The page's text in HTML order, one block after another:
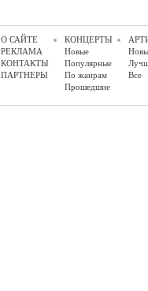
О САЙТЕ
РЕКЛАМА
КОНТАКТЫ
ПАРТНЕРЫ
КОНЦЕРТЫ
Новые
Популярные
По жанрам
Прошедшие
Все